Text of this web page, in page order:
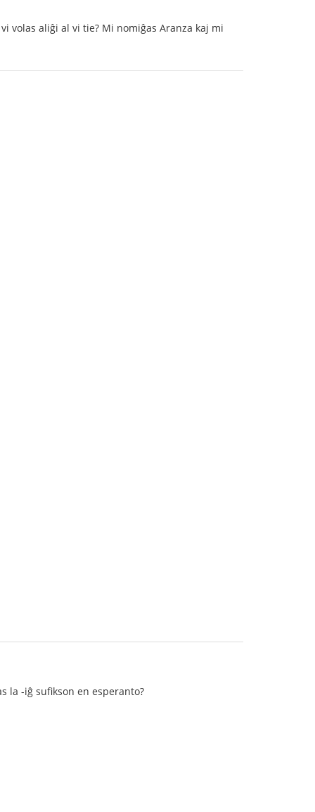
volas aliĝi al vi tie? Mi nomiĝas Aranza kaj mi
la -iĝ sufikson en esperanto?